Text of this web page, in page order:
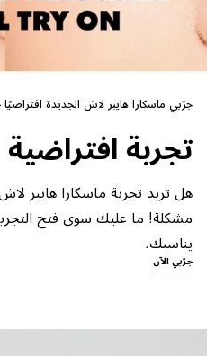
جرّبي ماسكارا هايبر لاش الجديدة افتراضيًا - بـ 3
تجربة افتراضية
هل تريد تجربة ماسكارا هايبر
مشكلة! ما عليك سوى فتح
يناسبك.
جرّبي الآن